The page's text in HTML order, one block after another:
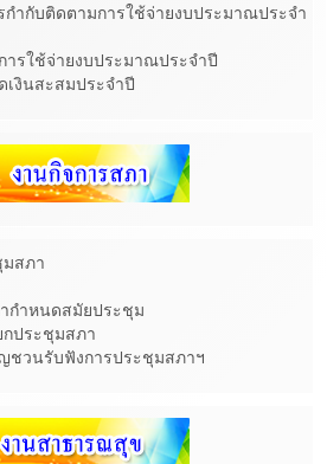
กำกับติดตามการใช้จ่ายงบประมาณประจำ
ารใช้จ่ายงบประมาณประจำปี
เงินสะสมประจำปี
มสภา
กำหนดสมัยประชุม
กประชุมสภา
ชวนรับฟังการประชุมสภาฯ